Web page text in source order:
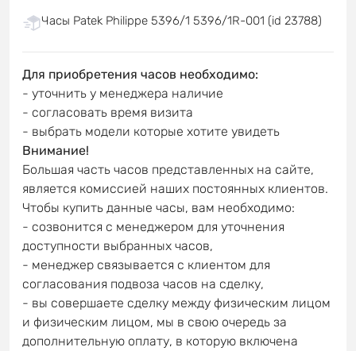
Часы Patek Philippe 5396/1 5396/1R-001 (id 23788)
Для приобретения часов необходимо:
- уточнить у менеджера наличие
- согласовать время визита
- выбрать модели которые хотите увидеть
Внимание!
Большая часть часов представленных на сайте,
является комиссией наших постоянных клиентов.
Чтобы купить данные часы, вам необходимо:
- созвонится с менеджером для уточнения
доступности выбранных часов,
- менеджер связывается с клиентом для
согласования подвоза часов на сделку,
- вы совершаете сделку между физическим лицом
и физическим лицом, мы в свою очередь за
дополнительную оплату, в которую включена